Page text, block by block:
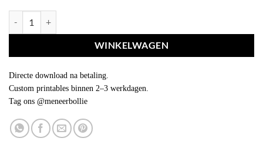
WINKELWAGEN
Directe download na betaling.
Custom printables binnen 2–3 werkdagen.
Tag ons @meneerbollie